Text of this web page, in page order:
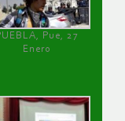
Pue, 27
Enero